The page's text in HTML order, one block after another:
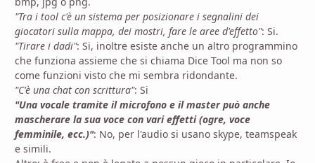
"Tra i tool c'è un sistema per posizionare i segnalini dei
giocatori sulla mappa, dei mostri, fare le aree d'effetto": Si.
"Tirare i dadi": Si, inoltre esiste anche un altro programmino
che funziona assieme che si chiama Dice Tool ma non so
come funzioni visto che mi sembra ridondante.
"C'è una chat con scrittura": Si
"Una vocale tramite il microfono e il master può anche
mascherare la sua voce con vari effetti (ogre, voce
femminile, ecc.)": No, per l'audio si usano skype, teamspeak
e simili.